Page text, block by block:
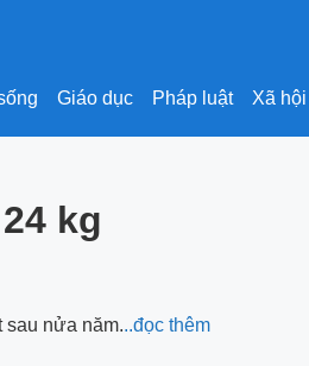
Giáo dục Pháp luật Xã hội
kg
nửa năm...đọc thêm